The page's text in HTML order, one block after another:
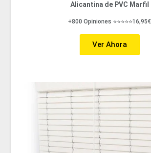
Alicantina de PVC Marfil
+800 Opiniones ⭐⭐⭐⭐⭐16,95€
Ver Ahora